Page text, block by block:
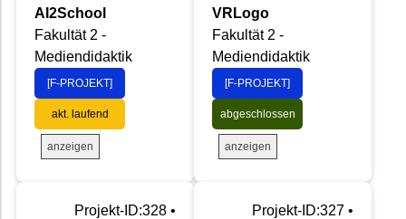
AI2School
Fakultät 2 -
Mediendidaktik
[F-PROJEKT]
akt. laufend
anzeigen
VRLogo
Fakultät 2 -
Mediendidaktik
[F-PROJEKT]
abgeschlossen
anzeigen
Projekt-ID:328 •
Projekt-ID:327 •